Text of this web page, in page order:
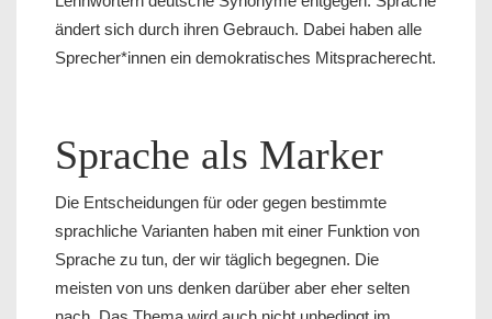
ändert sich durch ihren Gebrauch. Dabei haben alle
Sprecher*innen ein demokratisches Mitspracherecht.
Sprache als Marker
Die Entscheidungen für oder gegen bestimmte
sprachliche Varianten haben mit einer Funktion von
Sprache zu tun, der wir täglich begegnen. Die
meisten von uns denken darüber aber eher selten